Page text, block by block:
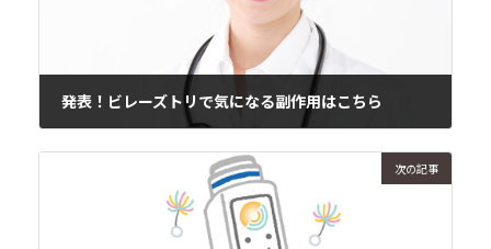
発表！ビレーズトリで気になる副作用はこちら
次の記事